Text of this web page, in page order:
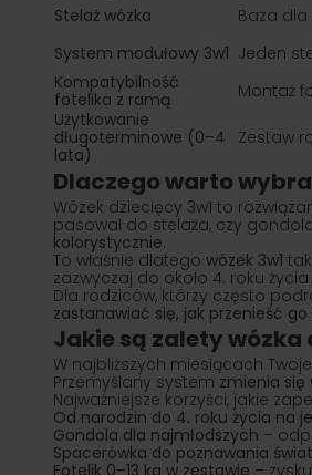
Stelaż wózka
Baza
System modułowy 3w1 Jeden
Kompatybilność
fotelika z ramą
Montaż
Użytkowanie
długoterminowe (0–4
lata)
Zestaw
Dlaczego warto
Wózek dziecięcy 3w1 to
pasował do stelaża, czy
kolorystycznie.
To właśnie dlatego wózek 3w1
zazwyczaj do około 4. roku
Dla rodziców, którzy często
zastanawiać się, jak przenieść
Jakie są zalety wózka
W najbliższych miesiącach
Przemyślany system zmienia
Najważniejsze korzyści, jakie
Od narodzin do 4. roku życia na
Gondola dla najmłodszych –
Spacerówka do poznawania